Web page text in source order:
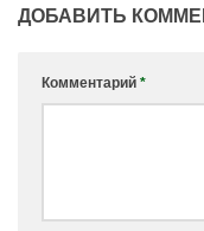
ДОБАВИТЬ
Комментарий *